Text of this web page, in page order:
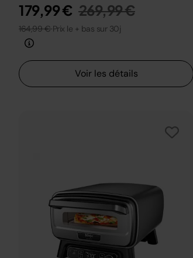
179,99 € Prix réduit de
269,99 €au
164,99 €Prix le + bas sur 30j
Voir les détails